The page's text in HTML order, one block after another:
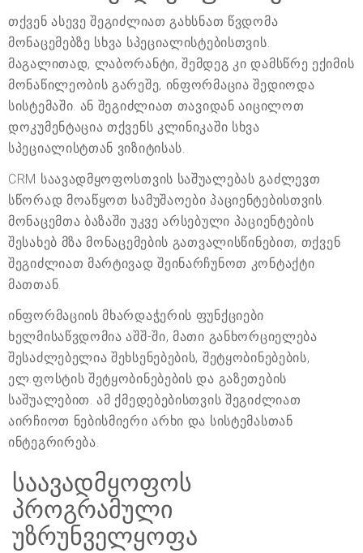
თქვენ ასევე შეგიძლიათ გახსნათ წვდომა
მონაცემებზე სხვა სპეციალისტებისთვის.
მაგალითად, ლაბორანტი, შემდეგ კი დამსწრე ექიმის
მონაწილეობის გარეშე, ინფორმაცია შედიოდა
სისტემაში. ან შეგიძლიათ თავიდან აიცილოთ
დოკუმენტაცია თქვენს კლინიკაში სხვა
სპეციალისტთან ვიზიტისას.
CRM საავადმყოფოსთვის საშუალებას გაძლევთ
სწორად მოაწყოთ სამუშაოები პაციენტებისთვის.
მონაცემთა ბაზაში უკვე არსებული პაციენტების
შესახებ მზა მონაცემების გათვალისწინებით, თქვენ
შეგიძლიათ მარტივად შეინარჩუნოთ კონტაქტი
მათთან.
ინფორმაციის მხარდაჭერის ფუნქციები
ხელმისაწვდომია აშშ-ში, მათი განხორციელება
შესაძლებელია შეხსენებების, შეტყობინებების,
ელ.ფოსტის შეტყობინებების და გაზეთების
საშუალებით. ამ ქმედებებისთვის შეგიძლიათ
აირჩიოთ ნებისმიერი არხი და სისტემასთან
ინტეგრირება.
საავადმყოფოს
პროგრამული
უზრუნველყოფა